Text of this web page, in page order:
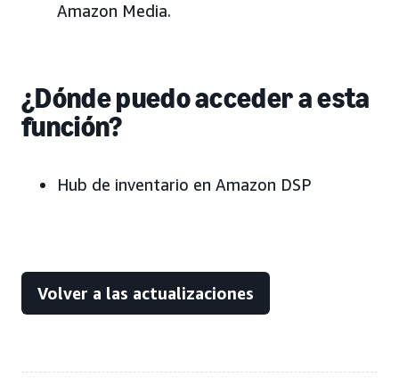
Amazon Media.
¿Dónde puedo acceder a esta
función?
Hub de inventario en Amazon DSP
Volver a las actualizaciones